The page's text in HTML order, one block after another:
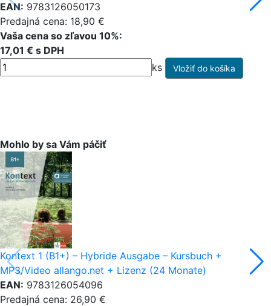
EAN: 9783126050173
Predajná cena: 18,90 €
Vaša cena so zľavou 10%:
17,01 € s DPH
ks
Mohlo by sa Vám páčiť
Kontext 1 (B1+) – Hybride Ausgabe – Kursbuch +
MP3/Video allango.net + Lizenz (24 Monate)
EAN: 9783126054096
Predajná cena: 26,90 €